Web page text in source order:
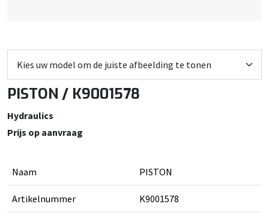
PISTON / K9001578
Hydraulics
Prijs op aanvraag
Naam PISTON
Artikelnummer K9001578